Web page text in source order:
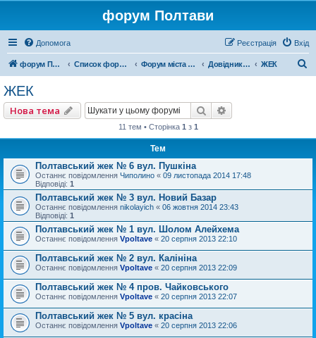
форум Полтави
Допомога Вхід
Реєстрація
форум Полтави Список форумів Форум міста Полтава Довідник Полтави ЖЕК
ЖЕК
Нова тема Пошук
11 тем • Сторінка 1 з 1
Тем
Полтавський жек № 6 вул. Пушкіна
Останнє повідомлення Чиполино « 09 листопада 2014 17:48
Відповіді: 1
Полтавський жек № 3 вул. Новий Базар
Останнє повідомлення nikolayich « 06 жовтня 2014 23:43
Відповіді: 1
Полтавський жек № 1 вул. Шолом Алейхема
Останнє повідомлення Vpoltave « 20 серпня 2013 22:10
Полтавський жек № 2 вул. Калініна
Останнє повідомлення Vpoltave « 20 серпня 2013 22:09
Полтавський жек № 4 пров. Чайковського
Останнє повідомлення Vpoltave « 20 серпня 2013 22:07
Полтавський жек № 5 вул. красіна
Останнє повідомлення Vpoltave « 20 серпня 2013 22:06